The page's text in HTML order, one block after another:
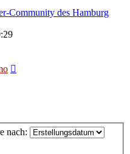
Community des Hamburg
nach: